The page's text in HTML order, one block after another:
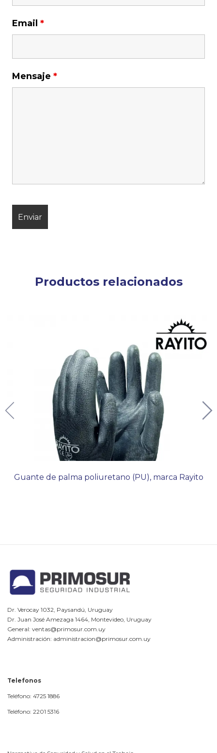
Email *
Mensaje *
Productos relacionados
Guante de palma poliuretano (PU), marca Rayito
Dr. Verocay 1032, Paysandú, Uruguay
Dr. Juan José Amezaga 1464, Montevideo, Uruguay
General: ventas@primosur.com.uy
Administración: administracion@primosur.com.uy
Telefonos
Teléfono: 4725 1886
Teléfono: 2201 5316